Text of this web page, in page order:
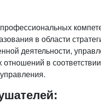
в области
деятельности,
отношений в